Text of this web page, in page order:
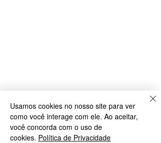
Usamos cookies no nosso site para ver
como você interage com ele. Ao aceitar,
você concorda com o uso de
cookies. Política de Privacidade